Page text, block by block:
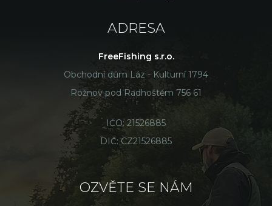
ADRESA
FreeFishing s.r.o.
Obchodní dům Láz - Kulturní 1794
Rožnov pod Radhoštěm 756 61
IČO: 21526885
DIČ: CZ21526885
OZVĚTE SE NÁM